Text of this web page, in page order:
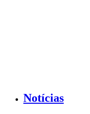
Notícias